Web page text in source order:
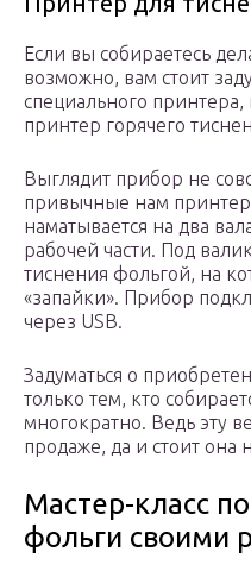
Если вы собираетесь
возможно, вам стоит
специального
принтер горячего
Выглядит прибор не
привычные нам
наматывается на два
рабочей части. Под
тиснения фольгой, на
«запайки». Прибор
через USB.
Задуматься о
только тем, кто
многократно. Ведь эту
продаже, да и стоит она
Мастер-класс
фольги своими